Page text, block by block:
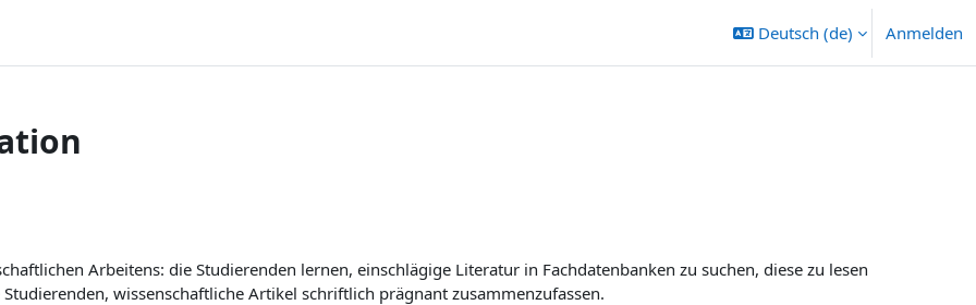
Deutsch ‎(de)‎ Anmelden
Arbeitens: die Studierenden lernen, einschlägige Literatur in Fachdatenbanken zu suchen, diese zu lesen
wissenschaftliche Artikel schriftlich prägnant zusammenzufassen.